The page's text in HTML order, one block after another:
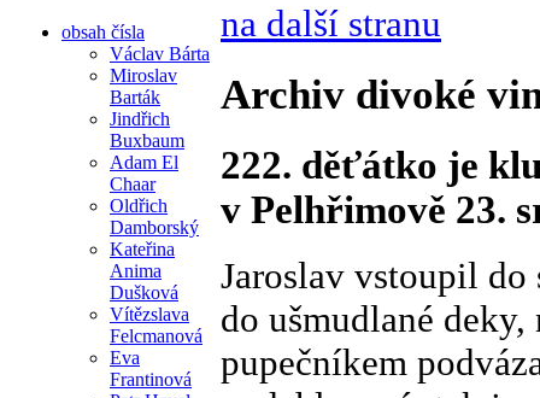
obsah čísla
Václav Bárta
Miroslav
Barták
Jindřich
Buxbaum
Adam El
Chaar
Oldřich
Damborský
Kateřina
Anima
Dušková
Vítězslava
Felcmanová
Eva
Frantinová
na další stranu
Archiv divoké
222. děťátko je
v Pelhřimově 23.
Jaroslav vstoupil do
do ušmudlané
pupečníkem